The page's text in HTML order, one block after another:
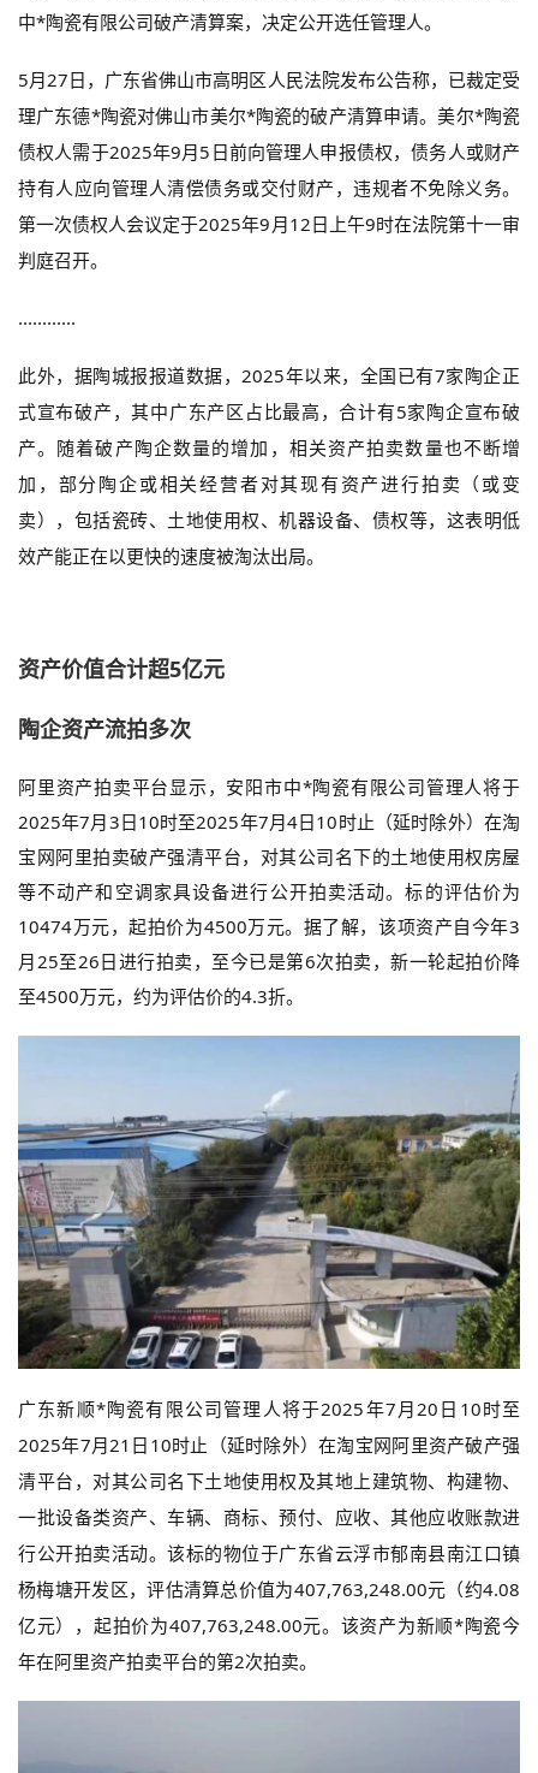
中*陶瓷有限公司破产清算案，决定公开选任管理人。
5月27日，广东省佛山市高明区人民法院发布公告称，已裁定受
理广东德*陶瓷对佛山市美尔*陶瓷的破产清算申请。美尔*陶瓷
债权人需于2025年9月5日前向管理人申报债权，债务人或财产
持有人应向管理人清偿债务或交付财产，违规者不免除义务。
第一次债权人会议定于2025年9月12日上午9时在法院第十一审
判庭召开。
............
此外，据陶城报报道数据，2025年以来，全国已有7家陶企正
式宣布破产，其中广东产区占比最高，合计有5家陶企宣布破
产。随着破产陶企数量的增加，相关资产拍卖数量也不断增
加，部分陶企或相关经营者对其现有资产进行拍卖（或变
卖），包括瓷砖、土地使用权、机器设备、债权等，这表明低
效产能正在以更快的速度被淘汰出局。
资产价值合计超5亿元
陶企资产流拍多次
阿里资产拍卖平台显示，安阳市中*陶瓷有限公司管理人将于
2025年7月3日10时至2025年7月4日10时止（延时除外）在淘
宝网阿里拍卖破产强清平台，对其公司名下的土地使用权房屋
等不动产和空调家具设备进行公开拍卖活动。标的评估价为
10474万元，起拍价为4500万元。据了解，该项资产自今年3
月25至26日进行拍卖，至今已是第6次拍卖，新一轮起拍价降
至4500万元，约为评估价的4.3折。
广东新顺*陶瓷有限公司管理人将于2025年7月20日10时至
2025年7月21日10时止（延时除外）在淘宝网阿里资产破产强
清平台，对其公司名下土地使用权及其地上建筑物、构建物、
一批设备类资产、车辆、商标、预付、应收、其他应收账款进
行公开拍卖活动。该标的物位于广东省云浮市郁南县南江口镇
杨梅塘开发区，评估清算总价值为407,763,248.00元（约4.08
亿元），起拍价为407,763,248.00元。该资产为新顺*陶瓷今
年在阿里资产拍卖平台的第2次拍卖。